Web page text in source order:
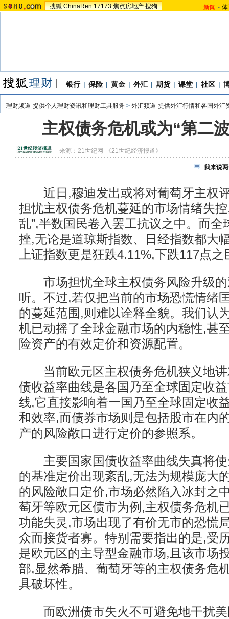
搜狐 ChinaRen 17173 焦点房地产 搜狗 新闻 -
银行 | 保险 | 黄金 | 外汇 | 期货 | 课堂 | 社区 |
理财频道-提供个人理财资讯和理财工具服务 > 外汇频道-提供外汇行情和各国外汇
主权债务危机或为“第二
来源： 21世纪网-《21世纪经济报道》
我来说
近日,穆迪发出或将对葡萄牙主权
担忧主权债务危机蔓延的市场情绪失
乱”,半数国民卷入罢工抗议之中。而全
挫,无论是道琼斯指数、日经指数都大
上证指数更是狂跌4.11%,下跌117点之
市场担忧全球主权债务风险升级的
听。不过,若仅把当前的市场恐慌情绪
的蔓延范围,则难以诠释全貌。我们认
机已动摇了全球金融市场的内稳性,甚
险资产的有效定价和资源配置。
当前欧元区主权债务危机狭义地讲
债收益率曲线是各国乃至全球固定收
线,它直接影响着一国乃至全球固定收
和效率,而债券市场则是包括股市在内
产的风险敞口进行定价的参照系。
主要国家国债收益率曲线失真将使
的基准定价出现紊乱,无法为规模庞大
的风险敞口定价,市场必然陷入冰封之
萄牙等欧元区债市为例,主权债务危机
功能失灵,市场出现了有价无市的恐
众而接货者寡。特别需要指出的是,受
是欧元区的主导型金融市场,且该市场
部,显然希腊、葡萄牙等的主权债务危
具破坏性。
而欧洲债市失火不可避免地干扰美